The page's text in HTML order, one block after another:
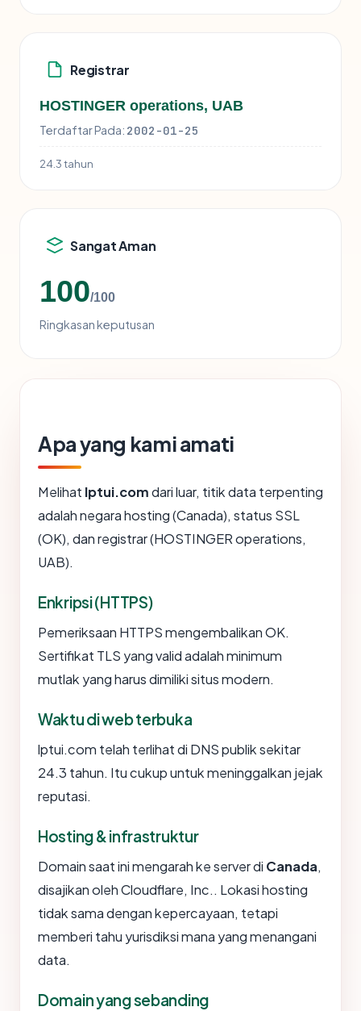
Registrar
HOSTINGER operations, UAB
Terdaftar Pada: 2002-01-25
24.3 tahun
Sangat Aman
100/100
Ringkasan keputusan
Apa yang kami amati
Melihat lptui.comdari luar, titik data terpenting
adalah negara hosting (Canada), status SSL
(OK), dan registrar (HOSTINGER operations,
UAB).
Enkripsi (HTTPS)
Pemeriksaan HTTPS mengembalikan OK.
Sertifikat TLS yang valid adalah minimum
mutlak yang harus dimiliki situs modern.
Waktu di web terbuka
lptui.com telah terlihat di DNS publik sekitar
24.3 tahun. Itu cukup untuk meninggalkan jejak
reputasi.
Hosting & infrastruktur
Domain saat ini mengarah ke server di Canada,
disajikan oleh Cloudflare, Inc.. Lokasi hosting
tidak sama dengan kepercayaan, tetapi
memberi tahu yurisdiksi mana yang menangani
data.
Domain yang sebanding